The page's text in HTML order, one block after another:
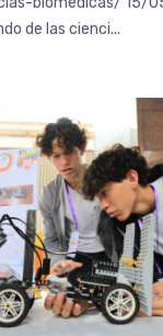
de las cienci...